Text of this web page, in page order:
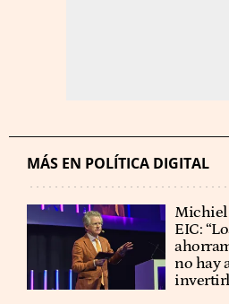
MÁS EN POLÍTICA DIGITAL
Michiel
EIC:
no hay